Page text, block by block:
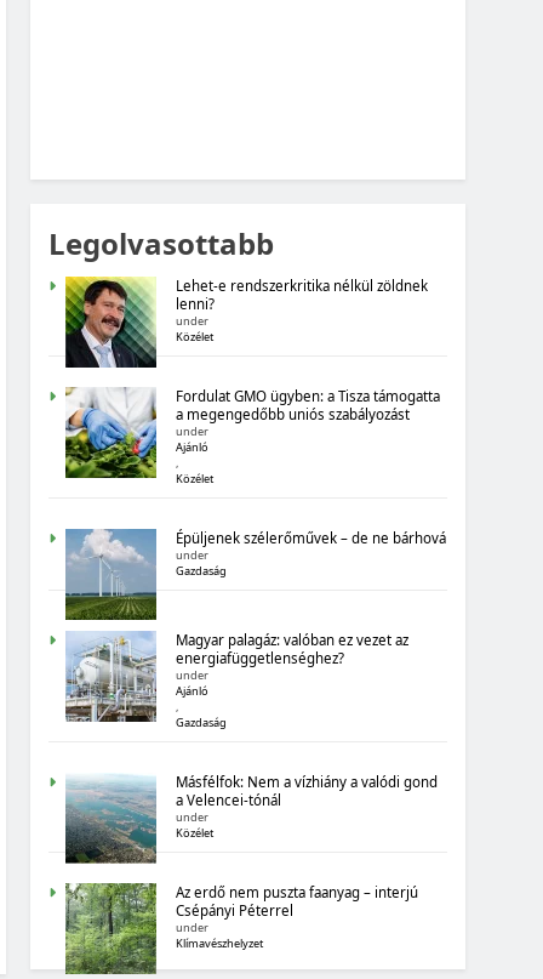
ÁLLAMADÓSSÁG
MAGYARORSZÁG SZÁMOKBAN:
BIOGAZDÁLKODÁS
MAGYARORSZÁG SZÁMOKBAN
TIZENHAT ADATSOR A TIZENHAT ÉVRŐL
MAGYARORSZÁG SZÁMOKBAN
MAGYARORSZÁG SZÁMOKBAN: BOLDOGSÁG
Legolvasottabb
Lehet-e rendszerkritika nélkül zöldnek
lenni?
under
Közélet
Fordulat GMO ügyben: a Tisza támogatta
a megengedőbb uniós szabályozást
under
Ajánló
Közélet
Épüljenek szélerőművek – de ne bárhová
under
Gazdaság
Magyar palagáz: valóban ez vezet az
energiafüggetlenséghez?
under
Ajánló
Gazdaság
Másfélfok: Nem a vízhiány a valódi gond
a Velencei-tónál
under
Közélet
Az erdő nem puszta faanyag – interjú
Csépányi Péterrel
under
Klímavészhelyzet